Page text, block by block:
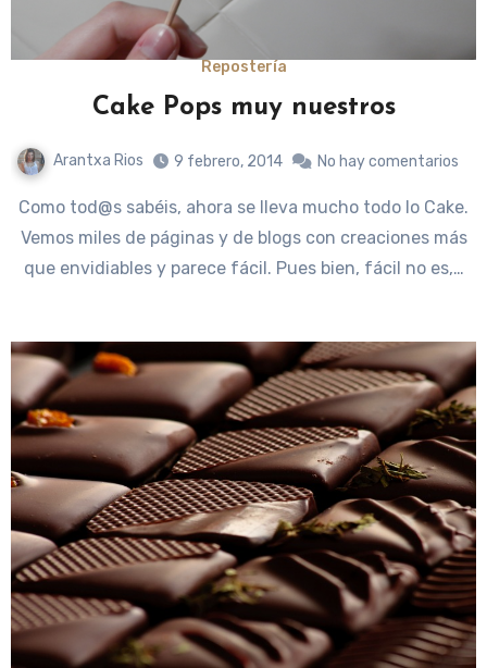
Repostería
Cake Pops muy nuestros
Arantxa Rios 9 febrero, 2014 No hay comentarios
Como tod@s sabéis, ahora se lleva mucho todo lo Cake.
Vemos miles de páginas y de blogs con creaciones más
que envidiables y parece fácil. Pues bien, fácil no es,…